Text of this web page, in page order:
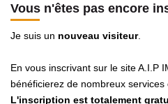
Nos
Vous n'êtes pas encore
Je suis un nouveau visiteur.
En vous inscrivant sur le site A.I.P
bénéficierez de nombreux services
L'inscription est totalement